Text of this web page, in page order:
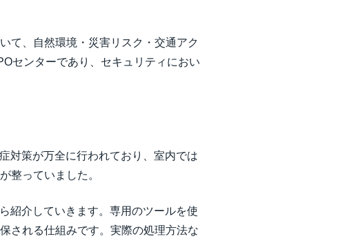
て、自然環境・災害リスク・交通アク
センターであり、セキュリティにおい
対策が万全に行われており、室内では
整っていました。
紹介していきます。専用のツールを使
される仕組みです。実際の処理方法な